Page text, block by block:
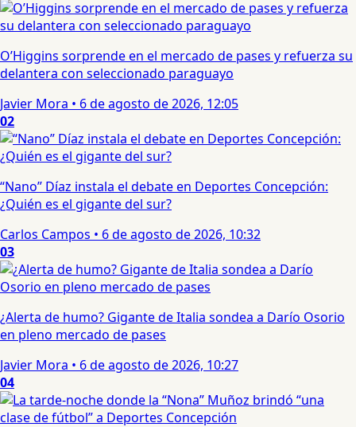
O’Higgins sorprende en el mercado de pases y refuerza su
delantera con seleccionado paraguayo
Javier Mora • 6 de agosto de 2026, 12:05
02
“Nano” Díaz instala el debate en Deportes Concepción:
¿Quién es el gigante del sur?
Carlos Campos • 6 de agosto de 2026, 10:32
03
¿Alerta de humo? Gigante de Italia sondea a Darío Osorio
en pleno mercado de pases
Javier Mora • 6 de agosto de 2026, 10:27
04